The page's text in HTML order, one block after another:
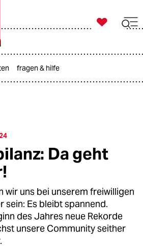
taz zahl ich

taz zahl ich
fragen & hilfe
Da geht
wir uns bei unserem freiwilligen
sein: Es bleibt spannend.
des Jahres neue Rekorde
unsere Community seither